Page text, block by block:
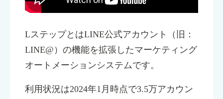
LステップとはLINE公式アカウント（旧：
LINE@）の機能を拡張したマーケティング
オートメーションシステムです。
利用状況は2024年1月時点で3.5万アカウン